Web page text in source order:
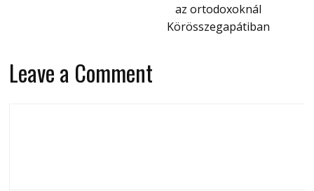
az ortodoxoknál
Körösszegapátiban
Leave a Comment